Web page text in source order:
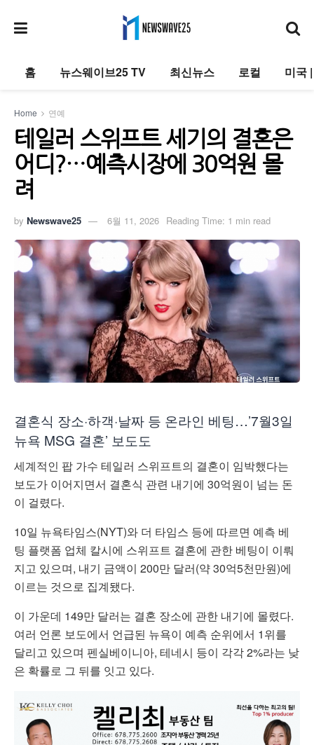
홈 뉴스웨이브25 TV 최신뉴스 로컬 미국
Home 연예
테일러 스위프트 세기의 결혼은
어디?…예측시장에 30억원 몰
려
by Newswave25 6월 11, 2026 Reading Time: 1 min read
결혼식 장소·하객·날짜 등 온라인 베팅…’7월3일
뉴욕 MSG 결혼’ 보도도
세계적인 팝 가수 테일러 스위프트의 결혼이 임박했다는
보도가 이어지면서 결혼식 관련 내기에 30억원이 넘는 돈
이 걸렸다.
10일 뉴욕타임스(NYT)와 더 타임스 등에 따르면 예측 베
팅 플랫폼 업체 칼시에 스위프트 결혼에 관한 베팅이 이뤄
지고 있으며, 내기 금액이 200만 달러(약 30억5천만원)에
이르는 것으로 집계됐다.
이 가운데 149만 달러는 결혼 장소에 관한 내기에 몰렸다.
여러 언론 보도에서 언급된 뉴욕이 예측 순위에서 1위를
달리고 있으며 펜실베이니아, 테네시 등이 각각 2%라는 낮
은 확률로 그 뒤를 잇고 있다.